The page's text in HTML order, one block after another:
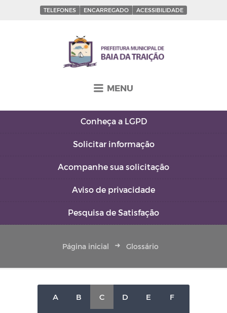
TELEFONES ENCARREGADO ACESSIBILIDADE
MENU
Conheça a LGPD
Solicitar informação
Acompanhe sua solicitação
Aviso de privacidade
Pesquisa de Satisfação
Página inicial Glossário
A B C D E F